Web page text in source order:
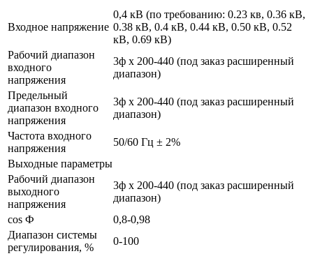
Входное напряжение
0,4 кВ (по требованию: 0.23 кв, 0.36 кВ,
0.38 кВ, 0.4 кВ, 0.44 кВ, 0.50 кВ, 0.52
кВ, 0.69 кВ)
Рабочий диапазон
входного
напряжения
3ф х 200-440 (под заказ расширенный
диапазон)
Предельный
диапазон входного
напряжения
3ф х 200-440 (под заказ расширенный
диапазон)
Частота входного
напряжения
50/60 Гц ± 2%
Выходные параметры
Рабочий диапазон
выходного
напряжения
3ф х 200-440 (под заказ расширенный
диапазон)
cos Ф
0,8-0,98
Диапазон системы
регулирования, %
0-100